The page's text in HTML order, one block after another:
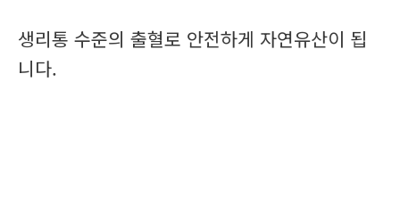
생리통 수준의 출혈로 안전하게 자연유산이 됩
니다.